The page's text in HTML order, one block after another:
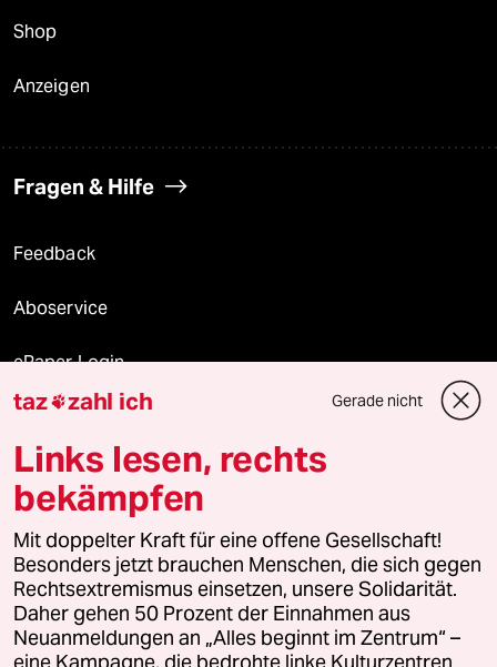
Shop
Anzeigen
Fragen & Hilfe
Feedback
Aboservice
ePaper Login
Downloads für Abonnierende
© 2026 taz Verlags und Vertriebs GmbH
Alle Rechte vorbehalten. Bei rechtlichen Fragen oder für Genehmigungen
wenden Sie sich bitte an
lizenzen@taz.de
Feedback Redaktionsstatut Kommune-Richtlinien
taz zahl ich Gerade nicht
Links lesen, rechts
bekämpfen
Mit doppelter Kraft für eine offene Gesellschaft!
Besonders jetzt brauchen Menschen, die sich gegen
Rechtsextremismus einsetzen, unsere Solidarität.
Daher gehen 50 Prozent der Einnahmen aus
Neuanmeldungen an „Alles beginnt im Zentrum“ –